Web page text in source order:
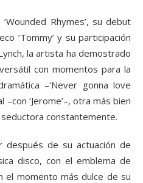
Rhymes’, su debut
‘Tommy’ y su participación
la artista ha demostrado
con momentos para la
–‘Never gonna love
–con ‘Jerome’–, otra más bien
seductora constantemente.
de su actuación de
disco, con el emblema de
el momento más dulce de su